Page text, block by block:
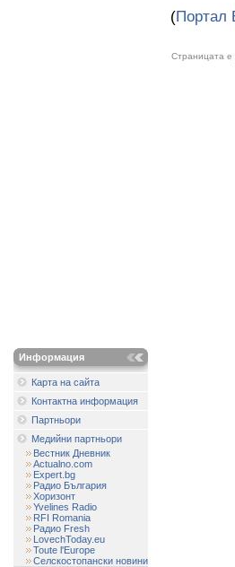
Информация
Карта на сайта
Контактна информация
Партньори
Медийни партньори
Вестник Дневник
Actualno.com
Expert.bg
Радио България
Хоризонт
Yvelines Radio
RFI Romania
Радио Fresh
LovechToday.eu
Toute l'Europe
Селскостопански новини
(Портал
Страницата е